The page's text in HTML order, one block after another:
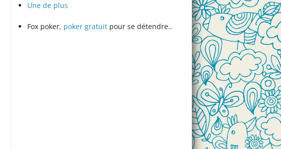
Une de plus
Fox poker, poker gratuit pour se détendre..